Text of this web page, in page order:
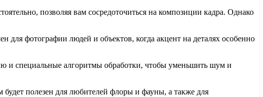
позволяя вам сосредоточиться на композиции кадра. Однако
для фотографии людей и объектов, когда акцент на деталях особенно
и специальные алгоритмы обработки, чтобы уменьшить шум и
полезен для любителей флоры и фауны, а также для